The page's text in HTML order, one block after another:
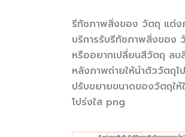
รีทัชภาพสิ่งของ วัตถุ แต่ง
บริการรับรีทัชภาพสิ่งของ
หรืออยากเปลี่ยนสีวัตถุ ล
หลังภาพถ่ายให้นำตัววัตถุ
ปรับขยายขนาดของวัตถุใ
โปร่งใส png